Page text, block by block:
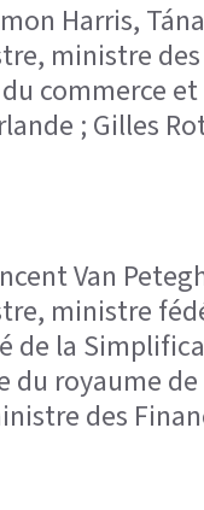
Harris,
ministre
commerce
; Gilles
Van
ministre
de la
du royaume
des